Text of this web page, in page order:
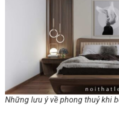
Những lưu ý về phong thuỷ khi